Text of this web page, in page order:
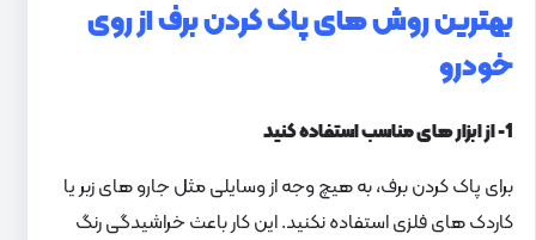
بهترین روش های پاک کردن برف از روی
خودرو
1- از ابزار های مناسب استفاده کنید
برای پاک کردن برف، به هیچ وجه از وسایلی مثل جارو های زبر یا
کاردک های فلزی استفاده نکنید. این کار باعث خراشیدگی رنگ